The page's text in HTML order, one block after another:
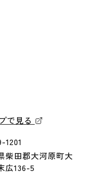
で見る
1201
柴田郡大河原町大
広136-5